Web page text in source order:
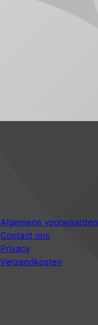
Algemene voorwaarden
Contact ons
Privacy
Verzendkosten